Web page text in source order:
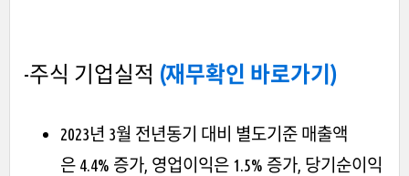
-주식 기업실적 (재무확인 바로가기)
2023년 3월 전년동기 대비 별도기준 매출액
은 4.4% 증가, 영업이익은 1.5% 증가, 당기순이익